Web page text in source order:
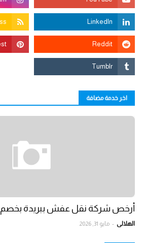
اخر خدمة مضافة
أرخص شركة نقل عفش ببريدة بخصم 35%
الهلالي - مايو 31, 2026